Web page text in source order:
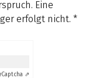
Eine
erfolgt nicht. *
Captcha ⇗